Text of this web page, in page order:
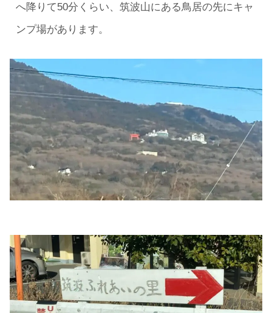
へ降りて50分くらい、筑波山にある鳥居の先にキャ
ンプ場があります。